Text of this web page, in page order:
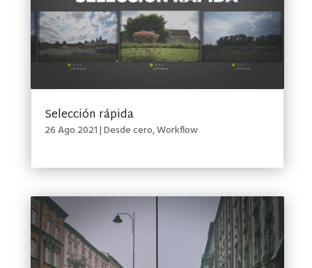
Selección rápida
26 Ago 2021|Desde cero,Workflow